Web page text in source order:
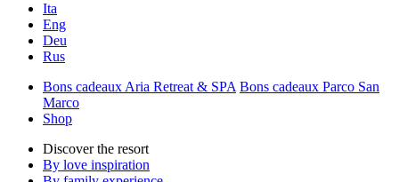
Ita
Eng
Deu
Rus
Bons cadeaux Aria Retreat & SPA Bons cadeaux Parco San
Marco
Shop
Discover the resort
By love inspiration